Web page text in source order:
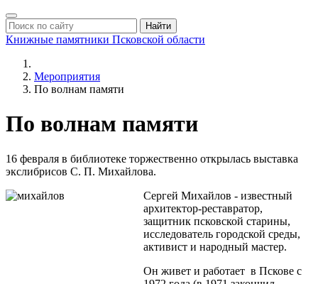
Найти
Книжные памятники Псковской области
Мероприятия
По волнам памяти
По волнам памяти
16 февраля в библиотеке торжественно открылась выставка
экслибрисов С. П. Михайлова.
Сергей Михайлов - известный
архитектор-реставратор,
защитник псковской старины,
исследователь городской среды,
активист и народный мастер.
Он живет и работает в Пскове с